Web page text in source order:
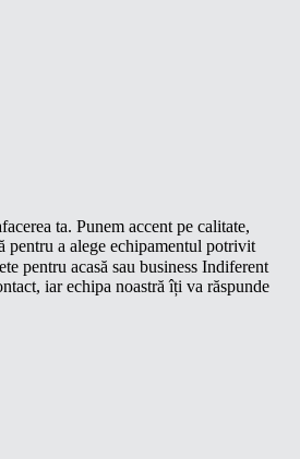
ta. Punem accent pe calitate,
pentru a alege echipamentul potrivit
pentru acasă sau business Indiferent
iar echipa noastră îți va răspunde